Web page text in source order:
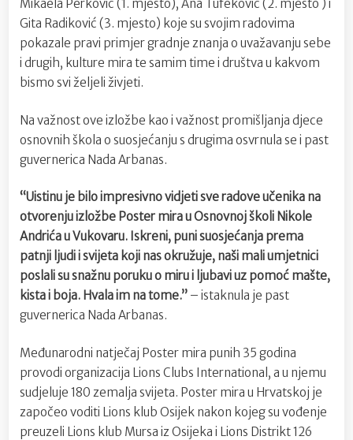
Mikaela Perković (1. mjesto), Ana Tufeković (2. mjesto ) i
Gita Radiković (3. mjesto) koje su svojim radovima
pokazale pravi primjer gradnje znanja o uvažavanju sebe
i drugih, kulture mira te samim time i društva u kakvom
bismo svi željeli živjeti.
Na važnost ove izložbe kao i važnost promišljanja djece
osnovnih škola o suosjećanju s drugima osvrnula se i past
guvernerica Nada Arbanas.
“Uistinu je bilo impresivno vidjeti sve radove učenika na
otvorenju izložbe Poster mira u Osnovnoj školi Nikole
Andrića u Vukovaru. Iskreni, puni suosjećanja prema
patnji ljudi i svijeta koji nas okružuje, naši mali umjetnici
poslali su snažnu poruku o miru i ljubavi uz pomoć mašte,
kista i boja. Hvala im na tome.” – istaknula je past
guvernerica Nada Arbanas.
Međunarodni natječaj Poster mira punih 35 godina
provodi organizacija Lions Clubs International, a u njemu
sudjeluje 180 zemalja svijeta. Poster mira u Hrvatskoj je
započeo voditi Lions klub Osijek nakon kojeg su vođenje
preuzeli Lions klub Mursa iz Osijeka i Lions Distrikt 126